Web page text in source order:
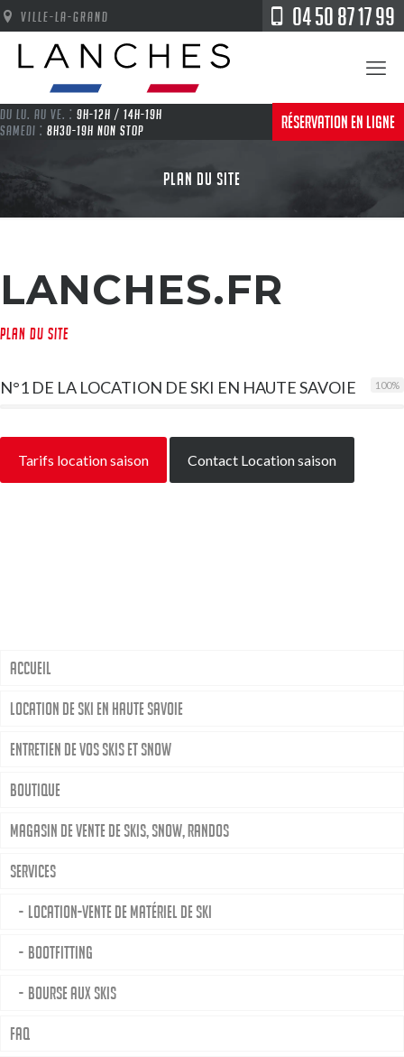
VILLE-LA-GRAND 04 50 87 17 99
DU LU. AU VE. : 9H-12H / 14H-19H
SAMEDI : 8H30-19H NON STOP RÉSERVATION EN LIGNE
PLAN DU SITE
LANCHES.FR
PLAN DU SITE
N°1 DE LA LOCATION DE SKI EN HAUTE SAVOIE 100%
Tarifs location saison Contact Location saison
Accueil
Location de ski en Haute Savoie
Entretien de vos skis et snow
Boutique
Magasin de vente de skis, snow, randos
Services
Location-Vente de matériel de ski
Bootfitting
Bourse aux skis
FAQ